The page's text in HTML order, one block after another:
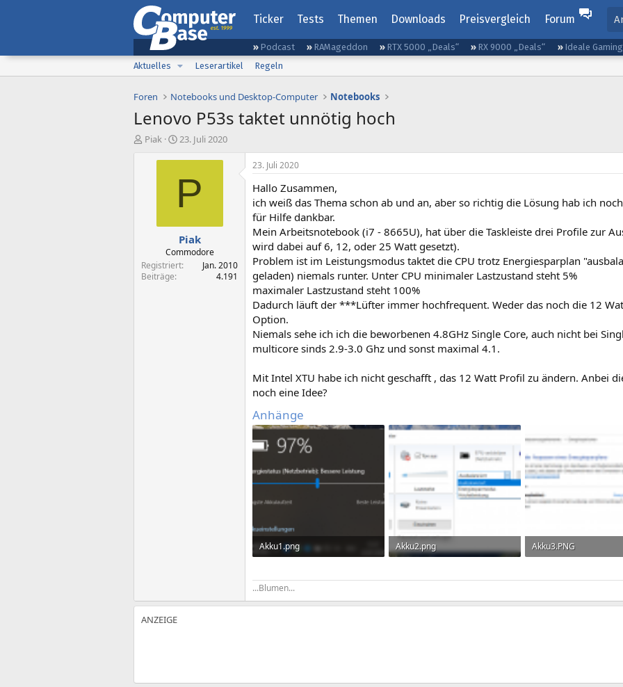
Ticker Tests Themen Downloads Preisvergleich Forum
Podcast RAMageddon RTX 5000 „Deals“ RX 9000 „Deals“ Ideale
Aktuelles
Leserartikel Regeln
Foren Notebooks und Desktop-Computer Notebooks
Lenovo P53s taktet unnötig hoch
E
Piak
E
s
t
a
m
23. Juli 2020
P
Piak
Commodore
Registriert
Jan. 2010
Beiträge
4.191
23. Juli 2020
Hallo Zusammen,
ich weiß das Thema schon ab und an, aber so richtig die Lösung hab ich
für Hilfe dankbar.
Mein Arbeitsnotebook (i7 - 8665U), hat über die Taskleiste drei Profile zur
wird dabei auf 6, 12, oder 25 Watt gesetzt).
Problem ist im Leistungsmodus taktet die CPU trotz Energiesparplan
geladen) niemals runter. Unter CPU minimaler Lastzustand steht 5%
maximaler Lastzustand steht 100%
Dadurch läuft der ***Lüfter immer hochfrequent. Weder das noch die 12
Option.
Niemals sehe ich ich die beworbenen 4.8GHz Single Core, auch nicht bei
multicore sinds 2.9-3.0 Ghz und sonst maximal 4.1.
Mit Intel XTU habe ich nicht geschafft , das 12 Watt Profil zu ändern. Anbei
noch eine Idee?
Anhänge
Akku1.png
Akku2.png
Akku3.PNG
...Blumen...